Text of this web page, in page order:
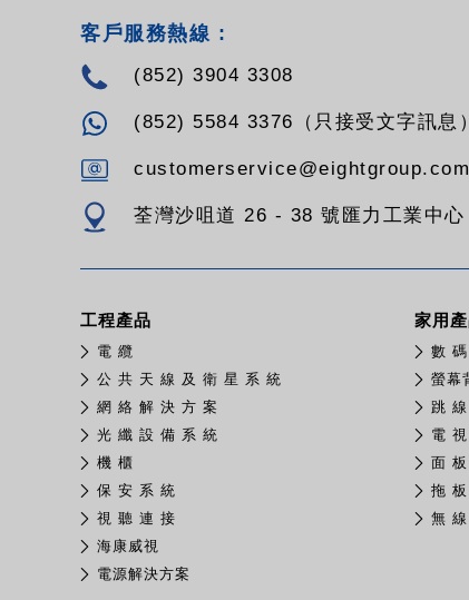
客戶服務熱線 :
(852) 3904 3308
(852) 5584 3376（只接受文字訊息）
customerservice@eightgroup.com
荃灣沙咀道 26 - 38 號匯力工業中
工程產品
電 纜
公 共 天 線 及 衛 星 系 統
網 絡 解 決 方 案
光 纖 設 備 系 統
機 櫃
保 安 系 統
視 聽 連 接
​海康威視
電源解決方案
家用
數
螢幕
跳 線
電
面 板
拖 板
無